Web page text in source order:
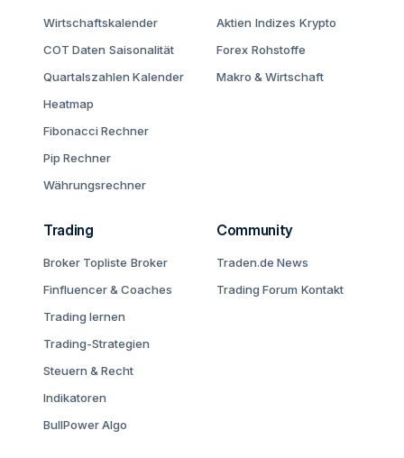
Wirtschaftskalender
COT Daten Saisonalität
Quartalszahlen Kalender
Heatmap
Fibonacci Rechner
Pip Rechner
Währungsrechner
Aktien Indizes Krypto
Forex Rohstoffe
Makro & Wirtschaft
Trading
Broker Topliste Broker
Finfluencer & Coaches
Trading lernen
Trading-Strategien
Steuern & Recht
Indikatoren
BullPower Algo
Community
Traden.de News
Trading Forum Kontakt